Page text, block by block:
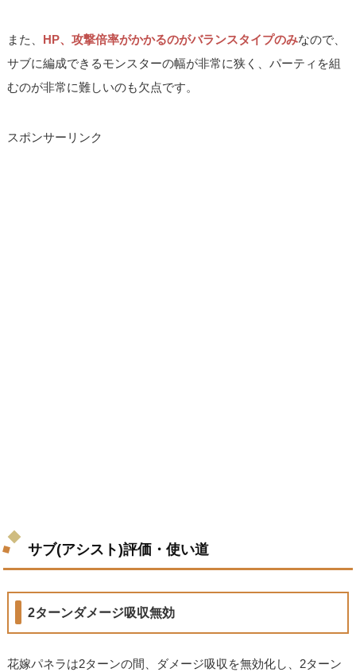
また、 HP、攻撃倍率がかかるのがバランスタイプのみなので、
サブに編成できるモンスターの幅が非常に狭く、パーティを組
むのが非常に難しいのも欠点です。
スポンサーリンク
サブ(アシスト)評価・使い道
2ターンダメージ吸収無効
花嫁パネラは2ターンの間、ダメージ吸収を無効化し、2ターン